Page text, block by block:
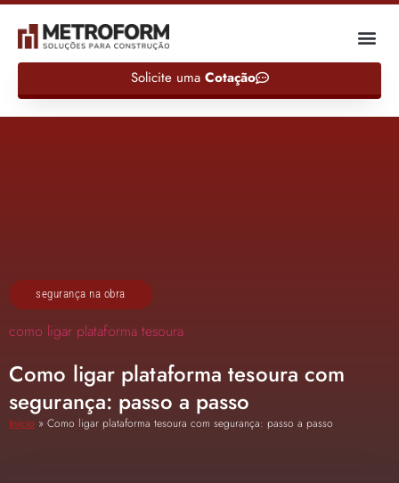
Solicite uma Cotação
segurança na obra
como ligar plataforma tesoura
Como ligar plataforma tesoura com
segurança: passo a passo
Início » Como ligar plataforma tesoura com segurança: passo a passo